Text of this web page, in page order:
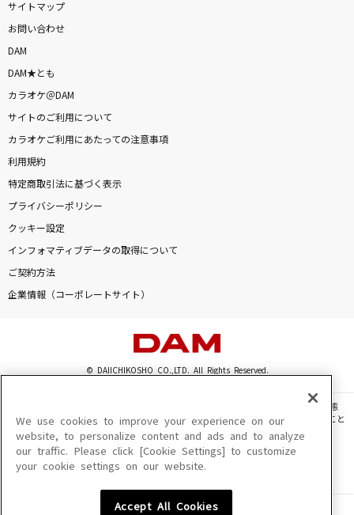
サイトマップ
お問い合わせ
DAM
DAM★とも
カラオケ＠DAM
サイトのご利用について
カラオケご利用にあたっての注意事項
利用規約
特定商取引法に基づく表示
プライバシーポリシー
クッキー設定
インフォマティブデータの取得について
ご契約方法
企業情報（コーポレートサイト）
© DAIICHIKOSHO CO.,LTD. All Rights Reserved.
このサイトに掲載されている一切の文章・画像・写真・動画・音声等を、手段や形態
を問わず、著作権法の定める範囲を超えて無断で複製、転載、ファイル化などすること
を禁じます。
楽曲及びコンテンツは、機種によりご利用いただけない場合があります。
楽曲及びコンテンツの配信日、配信内容が変更になる場合があります。
We use cookies to improve your experience on our
website, to personalize content and ads and to analyze
our traffic. Please click [Cookie Settings] to customize
your cookie settings on our website.
Accept All Cookies